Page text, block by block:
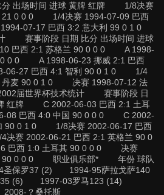
出场时间 进球 黄牌 红牌 1/8决赛
21 0 0 0 1/4决赛 1994-07-09 巴西
07-17 巴西 3:2 意大利 99 0 1 0
赛事阶段 日期 比分 出场时间 进球
巴西 2:1 苏格兰 90 0 0 0 A 1998-
0 0 0 A 1998-06-23 挪威 2:1 巴西
27 巴西 4:1 智利 90 0 1 0 1/4
丹麦 90 0 1 0 决赛 1998-07-12 法
届世界杯技术统计 赛事阶段 日
红牌 C 2002-06-03 巴西 2:1 土耳
巴西 4:0 中国 90 0 0 0 C 2002-
90 0 1 0 1/8决赛 2002-06-17 巴西
赛 2002-06-21 巴西 2:1 英格兰 90 0
巴西 1:0 土耳其 90 0 0 0 决赛
90 0 0 0 职业俱乐部* 年份 球队
保罗37 (2) 1994-95萨拉戈萨140
(6) 1997-03罗马123 (14)
？桑托斯